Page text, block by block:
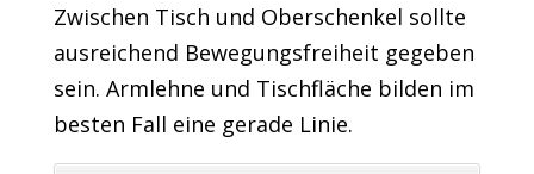
Zwischen Tisch und Oberschenkel sollte
ausreichend Bewegungsfreiheit gegeben
sein. Armlehne und Tischfläche bilden im
besten Fall eine gerade Linie.